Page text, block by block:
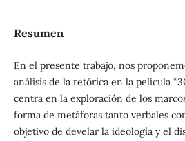
Resumen
En el presente trabajo, nos
análisis de la retórica en la película
centra en la exploración de los
forma de metáforas tanto verbales
objetivo de develar la ideología y el